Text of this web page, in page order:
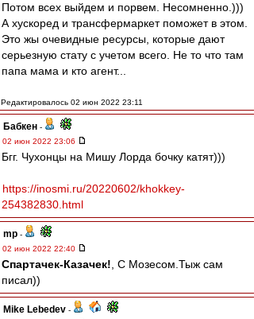
Потом всех выйдем и порвем. Несомненно.)))
А хускоред и трансфермаркет поможет в этом.
Это жы очевидные ресурсы, которые дают
серьезную стату с учетом всего. Не то что там
папа мама и кто агент...
Редактировалось 02 июн 2022 23:11
Бабкен -
02 июн 2022 23:06
Бгг. Чухонцы на Мишу Лорда бочку катят)))
https://inosmi.ru/20220602/khokkey-
254382830.html
mp -
02 июн 2022 22:40
Спартачек-Казачек! , С Мозесом.Тыж сам
писал))
Mike Lebedev -